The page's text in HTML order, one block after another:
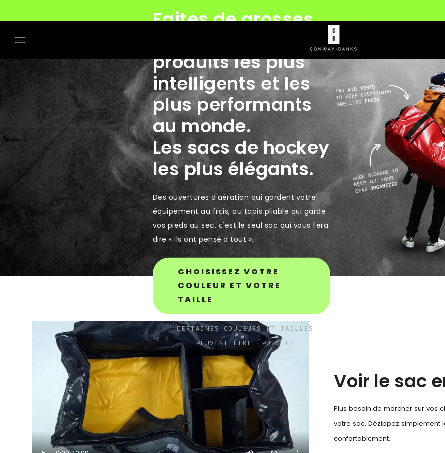
Pas de droits de douane ni de taxes supplémentaires aux États-Unis • Livraison GRATUITE
Faites de grosses
économies sur les
produits les plus
intelligents et les
plus performants
au monde.
Les sacs de hockey
les plus élégants.
CERTAINES COULEURS ET TAILLES
PEUVENT ÊTRE ÉPUISÉES
CHOISISSEZ VOTRE
COULEUR ET VOTRE
TAILLE
Des ouvertures d'aération qui gardent votre
équipement au frais, au tapis pliable qui garde
vos pieds au sec, c'est le seul sac qui vous fera
dire « ils ont pensé à tout ».
Voir le sac
Plus besoin de marcher sur vos
votre sac. Dézippez simplement
confortablement.